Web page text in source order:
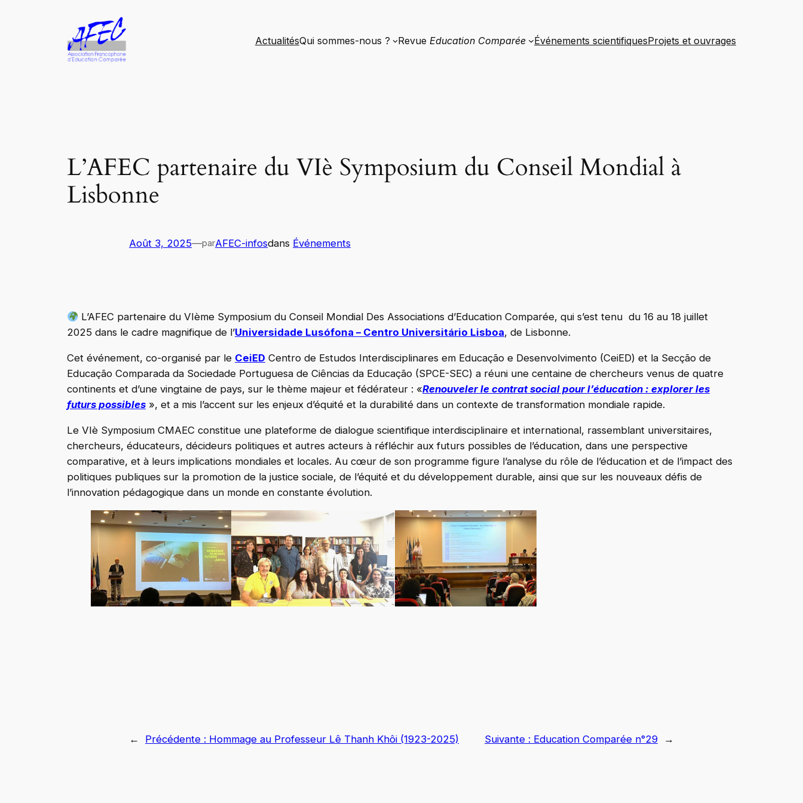
ActualitésQui sommes-nous ? Revue Education Comparée Événements scientifiquesProjets et ouvrages
L’AFEC partenaire du VIè Symposium du Conseil Mondial à
Lisbonne
Août 3, 2025—parAFEC-infosdans Événements
L’AFEC partenaire du VIème Symposium du Conseil Mondial Des Associations d’Education Comparée, qui s’est tenu du 16 au 18 juillet
2025 dans le cadre magnifique de l’Universidade Lusófona – Centro Universitário Lisboa, de Lisbonne.
Cet événement, co-organisé par le CeiED Centro de Estudos Interdisciplinares em Educação e Desenvolvimento (CeiED) et la Secção de
Educação Comparada da Sociedade Portuguesa de Ciências da Educação (SPCE-SEC) a réuni une centaine de chercheurs venus de quatre
continents et d’une vingtaine de pays, sur le thème majeur et fédérateur : «Renouveler le contrat social pour l’éducation : explorer les
futurs possibles », et a mis l’accent sur les enjeux d’équité et la durabilité dans un contexte de transformation mondiale rapide.
Le VIè Symposium CMAEC constitue une plateforme de dialogue scientifique interdisciplinaire et international, rassemblant universitaires,
chercheurs, éducateurs, décideurs politiques et autres acteurs à réfléchir aux futurs possibles de l’éducation, dans une perspective
comparative, et à leurs implications mondiales et locales. Au cœur de son programme figure l’analyse du rôle de l’éducation et de l’impact des
politiques publiques sur la promotion de la justice sociale, de l’équité et du développement durable, ainsi que sur les nouveaux défis de
l’innovation pédagogique dans un monde en constante évolution.
← Précédente : Hommage au Professeur Lê Thanh Khôi (1923-2025) Suivante : Education Comparée n°29 →